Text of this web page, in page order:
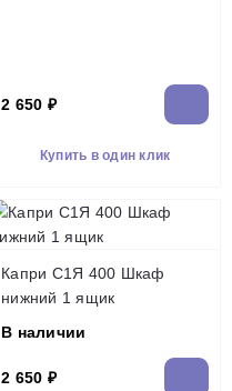
2 650 ₽
Купить в один клик
Капри С1Я 400 Шкаф
нижний 1 ящик
В наличии
2 650 ₽